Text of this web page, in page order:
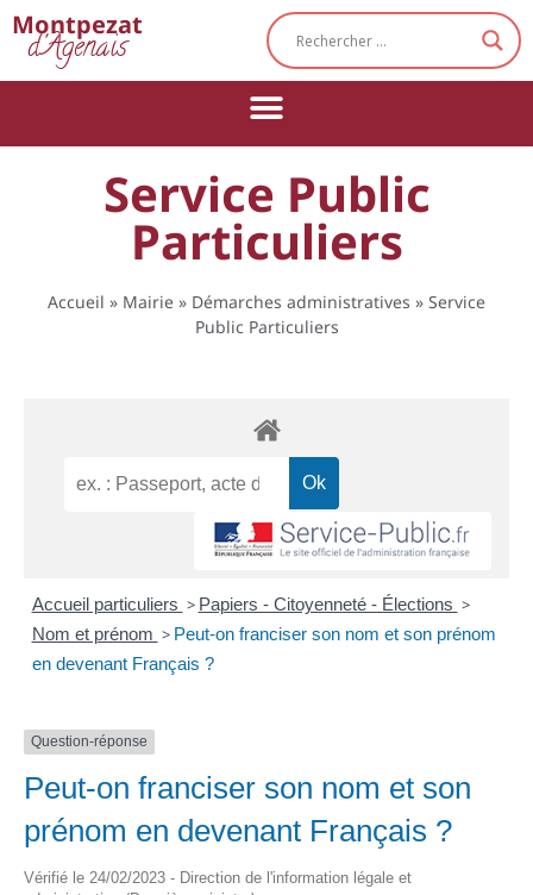
Montpezat
d'Agenais
Service Public
Particuliers
Accueil » Mairie » Démarches administratives » Service
Public Particuliers
Accueil particuliers > Papiers - Citoyenneté - Élections >
Nom et prénom > Peut-on franciser son nom et son prénom
en devenant Français ?
Question-réponse
Peut-on franciser son nom et son
prénom en devenant Français ?
Vérifié le 24/02/2023 - Direction de l'information légale et
Cookies management panel